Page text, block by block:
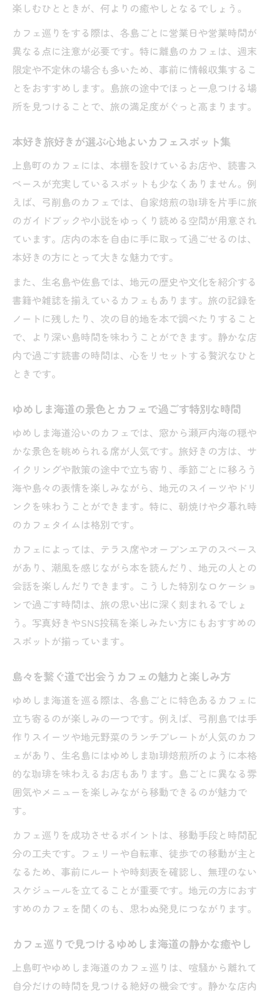
楽しむひとときが、何よりの癒やしとなるでしょう。
カフェ巡りをする際は、各島ごとに営業日や営業時間が
異なる点に注意が必要です。特に離島のカフェは、週末
限定や不定休の場合も多いため、事前に情報収集するこ
とをおすすめします。島旅の途中でほっと一息つける場
所を見つけることで、旅の満足度がぐっと高まります。
本好き旅好きが選ぶ心地よいカフェスポット集
上島町のカフェには、本棚を設けているお店や、読書ス
ペースが充実しているスポットも少なくありません。例
えば、弓削島のカフェでは、自家焙煎の珈琲を片手に旅
のガイドブックや小説をゆっくり読める空間が用意され
ています。店内の本を自由に手に取って過ごせるのは、
本好きの方にとって大きな魅力です。
また、生名島や佐島では、地元の歴史や文化を紹介する
書籍や雑誌を揃えているカフェもあります。旅の記録を
ノートに残したり、次の目的地を本で調べたりすること
で、より深い島時間を味わうことができます。静かな店
内で過ごす読書の時間は、心をリセットする贅沢なひと
ときです。
ゆめしま海道の景色とカフェで過ごす特別な時間
ゆめしま海道沿いのカフェでは、窓から瀬戸内海の穏や
かな景色を眺められる席が人気です。旅好きの方は、サ
イクリングや散策の途中で立ち寄り、季節ごとに移ろう
海や島々の表情を楽しみながら、地元のスイーツやドリ
ンクを味わうことができます。特に、朝焼けや夕暮れ時
のカフェタイムは格別です。
カフェによっては、テラス席やオープンエアのスペース
があり、潮風を感じながら本を読んだり、地元の人との
会話を楽しんだりできます。こうした特別なロケーショ
ンで過ごす時間は、旅の思い出に深く刻まれるでしょ
う。写真好きやSNS投稿を楽しみたい方にもおすすめの
スポットが揃っています。
島々を繋ぐ道で出会うカフェの魅力と楽しみ方
ゆめしま海道を巡る際は、各島ごとに特色あるカフェに
立ち寄るのが楽しみの一つです。例えば、弓削島では手
作りスイーツや地元野菜のランチプレートが人気のカフ
ェがあり、生名島にはゆめしま珈琲焙煎所のように本格
的な珈琲を味わえるお店もあります。島ごとに異なる雰
囲気やメニューを楽しみながら移動できるのが魅力で
す。
カフェ巡りを成功させるポイントは、移動手段と時間配
分の工夫です。フェリーや自転車、徒歩での移動が主と
なるため、事前にルートや時刻表を確認し、無理のない
スケジュールを立てることが重要です。地元の方におす
すめのカフェを聞くのも、思わぬ発見につながります。
カフェ巡りで見つけるゆめしま海道の静かな癒やし
上島町やゆめしま海道のカフェ巡りは、喧騒から離れて
自分だけの時間を見つける絶好の機会です。静かな店内